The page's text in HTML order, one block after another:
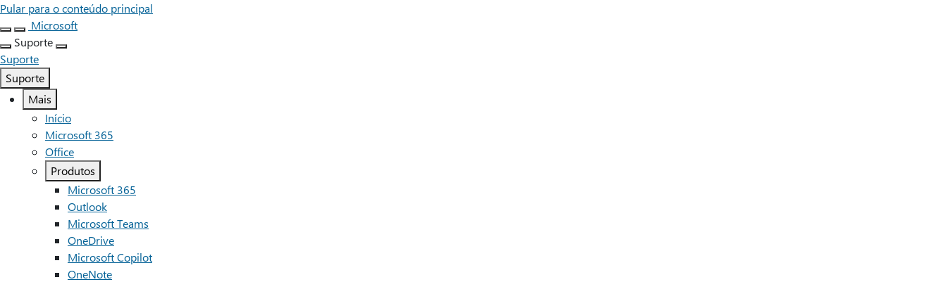
Pular para o conteúdo principal
Microsoft
Suporte
Suporte
Suporte
Mais
Início
Microsoft 365
Office
Produtos
Microsoft 365
Outlook
Microsoft Teams
OneDrive
Microsoft Copilot
OneNote